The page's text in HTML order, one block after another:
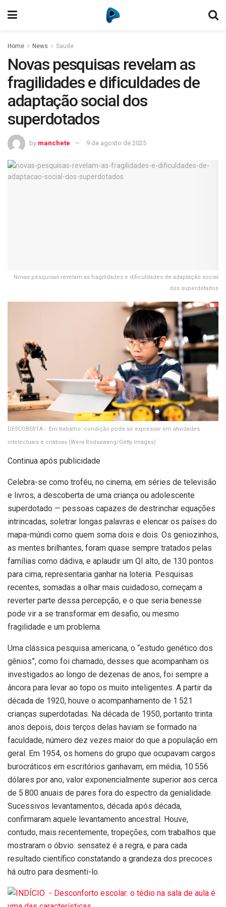
Home News Saude
Novas pesquisas revelam as
fragilidades e dificuldades de
adaptação social dos
superdotados
by manchete 9 de agosto de 2025
Novas pesquisas revelam as fragilidades e dificuldades de adaptação social
dos superdotados
DESCOBERTA - Em trabalho: condição pode se expressar em atividades
intelectuais e criativas (Wera Rodsawang/Getty Images)
Continua após publicidade
Celebra-se como troféu, no cinema, em séries de televisão
e livros, a descoberta de uma criança ou adolescente
superdotado — pessoas capazes de destrinchar equações
intrincadas, soletrar longas palavras e elencar os países do
mapa-múndi como quem soma dois e dois. Os geniozinhos,
as mentes brilhantes, foram quase sempre tratados pelas
famílias como dádiva, e aplaudir um QI alto, de 130 pontos
para cima, representaria ganhar na loteria. Pesquisas
recentes, somadas a olhar mais cuidadoso, começam a
reverter parte dessa percepção, e o que seria benesse
pode vir a se transformar em desafio, ou mesmo
fragilidade e um problema.
Uma clássica pesquisa americana, o “estudo genético dos
gênios”, como foi chamado, desses que acompanham os
investigados ao longo de dezenas de anos, foi sempre a
âncora para levar ao topo os muito inteligentes. A partir da
década de 1920, houve o acompanhamento de 1 521
crianças superdotadas. Na década de 1950, portanto trinta
anos depois, dois terços delas haviam se formado na
faculdade, número dez vezes maior do que a população em
geral. Em 1954, os homens do grupo que ocupavam cargos
burocráticos em escritórios ganhavam, em média, 10 556
dólares por ano, valor exponencialmente superior aos cerca
de 5 800 anuais de pares fora do espectro da genialidade.
Sucessivos levantamentos, década após década,
confirmaram aquele levantamento ancestral. Houve,
contudo, mais recentemente, tropeções, com trabalhos que
mostraram o óbvio: sensatez é a regra, e para cada
resultado científico constatando a grandeza dos precoces
há outro para desmenti-lo.